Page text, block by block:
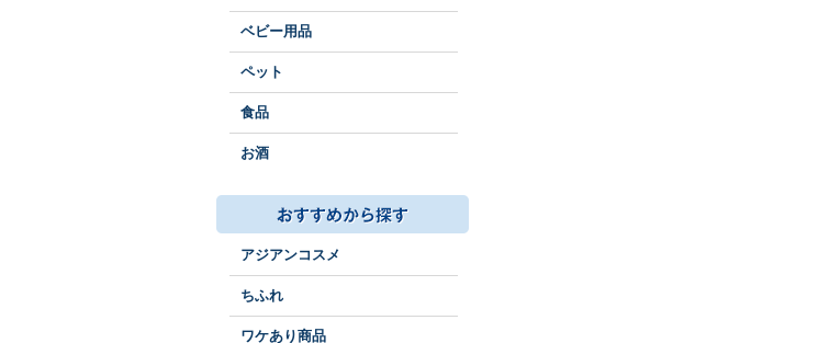
ベビー用品
ペット
食品
お酒
アジアンコスメ
ちふれ
ワケあり商品